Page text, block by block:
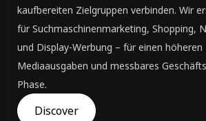
kaufbereiten Zielgruppen verbinden. Wir
für Suchmaschinenmarketing, Shopping,
und Display-Werbung – für einen
Mediaausgaben und messbares
Phase.
Discover